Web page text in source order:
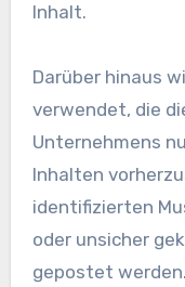
Inhalt.
Darüber hinaus
verwendet, die
Unternehmens
Inhalten
identifizierten
oder unsicher
gepostet werden.